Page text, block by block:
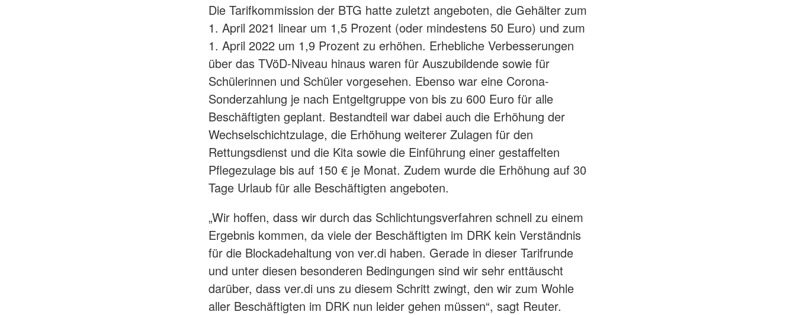
Die Tarifkommission der BTG hatte zuletzt angeboten, die Gehälter zum
1. April 2021 linear um 1,5 Prozent (oder mindestens 50 Euro) und zum
1. April 2022 um 1,9 Prozent zu erhöhen. Erhebliche Verbesserungen
über das TVöD-Niveau hinaus waren für Auszubildende sowie für
Schülerinnen und Schüler vorgesehen. Ebenso war eine Corona-
Sonderzahlung je nach Entgeltgruppe von bis zu 600 Euro für alle
Beschäftigten geplant. Bestandteil war dabei auch die Erhöhung der
Wechselschichtzulage, die Erhöhung weiterer Zulagen für den
Rettungsdienst und die Kita sowie die Einführung einer gestaffelten
Pflegezulage bis auf 150 € je Monat. Zudem wurde die Erhöhung auf 30
Tage Urlaub für alle Beschäftigten angeboten.
„Wir hoffen, dass wir durch das Schlichtungsverfahren schnell zu einem
Ergebnis kommen, da viele der Beschäftigten im DRK kein Verständnis
für die Blockadehaltung von ver.di haben. Gerade in dieser Tarifrunde
und unter diesen besonderen Bedingungen sind wir sehr enttäuscht
darüber, dass ver.di uns zu diesem Schritt zwingt, den wir zum Wohle
aller Beschäftigten im DRK nun leider gehen müssen“, sagt Reuter.